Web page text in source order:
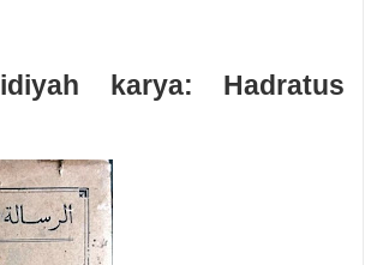
karya: Hadratus